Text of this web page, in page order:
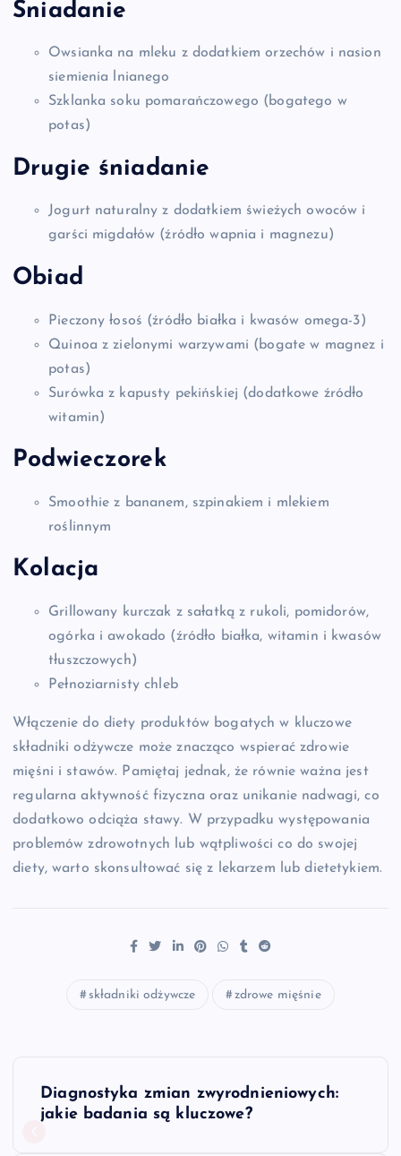
Śniadanie
Owsianka na mleku z dodatkiem orzechów i nasion
siemienia lnianego
Szklanka soku pomarańczowego (bogatego w
potas)
Drugie śniadanie
Jogurt naturalny z dodatkiem świeżych owoców i
garści migdałów (źródło wapnia i magnezu)
Obiad
Pieczony łosoś (źródło białka i kwasów omega-3)
Quinoa z zielonymi warzywami (bogate w magnez i
potas)
Surówka z kapusty pekińskiej (dodatkowe źródło
witamin)
Podwieczorek
Smoothie z bananem, szpinakiem i mlekiem
roślinnym
Kolacja
Grillowany kurczak z sałatką z rukoli, pomidorów,
ogórka i awokado (źródło białka, witamin i kwasów
tłuszczowych)
Pełnoziarnisty chleb
Włączenie do diety produktów bogatych w kluczowe
składniki odżywcze może znacząco wspierać zdrowie
mięśni i stawów. Pamiętaj jednak, że równie ważna jest
regularna aktywność fizyczna oraz unikanie nadwagi, co
dodatkowo odciąża stawy. W przypadku występowania
problemów zdrowotnych lub wątpliwości co do swojej
diety, warto skonsultować się z lekarzem lub dietetykiem.
składniki odżywcze zdrowe mięśnie
NDiagnostyka zmian zwyrodnieniowych:
jakie badania są kluczowe?